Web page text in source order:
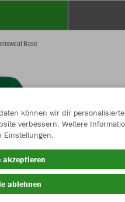
Base
können wir dir personalisierte
verbessern. Weitere
Einstellungen.
akzeptieren
ablehnen